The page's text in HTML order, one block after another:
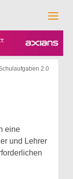
2.0
eine
und Lehrer